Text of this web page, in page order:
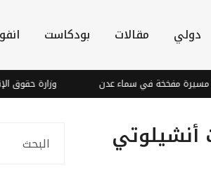
دولي مقالات بودكاست
في سماء عدن وزارة حقوق الإنسان
أنشيلوتي